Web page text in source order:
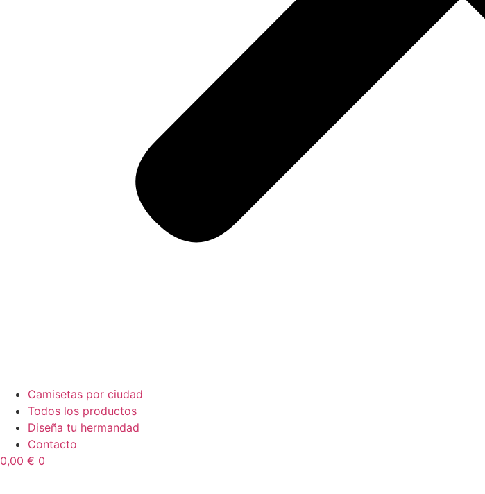
Camisetas por ciudad
Todos los productos
Diseña tu hermandad
Contacto
0,00 € 0